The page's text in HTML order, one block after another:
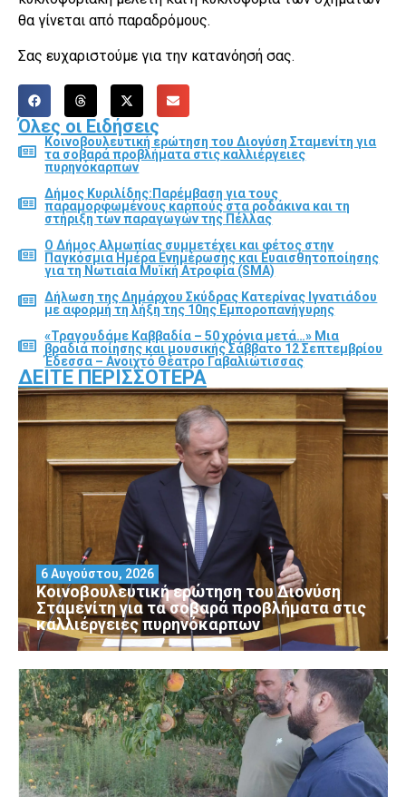
θα γίνεται από παραδρόμους.
Σας ευχαριστούμε για την κατανόησή σας.
Όλες οι Ειδήσεις
Κοινοβουλευτική ερώτηση του Διονύση Σταμενίτη για
τα σοβαρά προβλήματα στις καλλιέργειες
πυρηνόκαρπων
Δήμος Κυριλίδης:Παρέμβαση για τους
παραμορφωμένους καρπούς στα ροδάκινα και τη
στήριξη των παραγωγών της Πέλλας
Ο Δήμος Αλμωπίας συμμετέχει και φέτος στην
Παγκόσμια Ημέρα Ενημέρωσης και Ευαισθητοποίησης
για τη Νωτιαία Μυϊκή Ατροφία (SMA)
Δήλωση της Δημάρχου Σκύδρας Κατερίνας Ιγνατιάδου
με αφορμή τη λήξη της 10ης Εμποροπανήγυρης
«Τραγουδάμε Καββαδία – 50 χρόνια μετά…» Μια
βραδιά ποίησης και μουσικής Σάββατο 12 Σεπτεμβρίου
Έδεσσα – Ανοιχτό Θέατρο Γαβαλιώτισσας
ΔΕΊΤΕ ΠΕΡΙΣΣΌΤΕΡΑ
Κοινοβουλευτική ερώτηση του Διονύση
Σταμενίτη για τα σοβαρά προβλήματα στις
καλλιέργειες πυρηνόκαρπων
6 Αυγούστου, 2026